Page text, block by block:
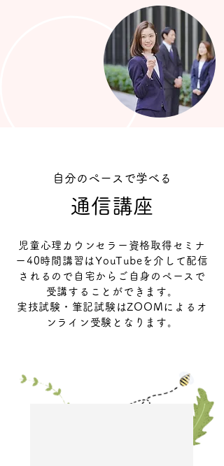
通信講座
自分のペースで学べる
児童心理カウンセラー資格取得セミナ
ー40時間講習はYouTubeを介して配信
されるので自宅からご自身のペースで
受講することができます。
実技試験・筆記試験はZOOMによるオ
ンライン受験となります。